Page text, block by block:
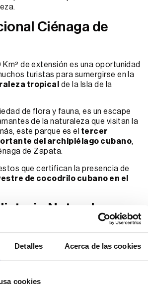
Detalles Acerca de las cookies
cookies
Ciénaga de
Km² de extensión es una oportunidad
turistas para sumergirse en la
tropical
de la Isla de la
de flora y fauna, es un escape
de la naturaleza que visitan la
este parque es el tercer
del archipiélago cubano,
de Zapata.
que certifican la presencia de
de cocodrilo cubano en el
Natural
y exposicionesque revelan
misma de la naturaleza revela los
entrelazados con las historias y